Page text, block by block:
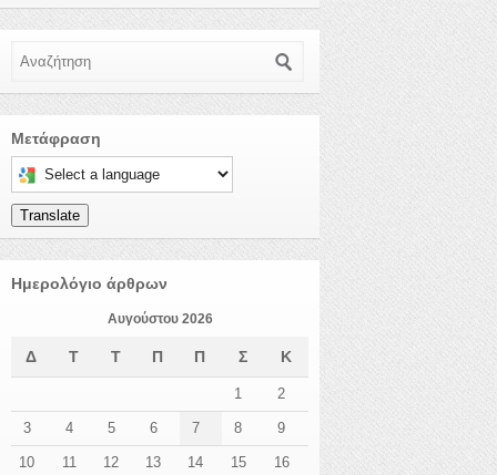
Μετάφραση
Select a language to translate this page
Translate
Ημερολόγιο άρθρων
Αυγούστου 2026
Δ Τ Τ Π Π Σ Κ
1 2
3 4 5 6 7 8 9
10 11 12 13 14 15 16